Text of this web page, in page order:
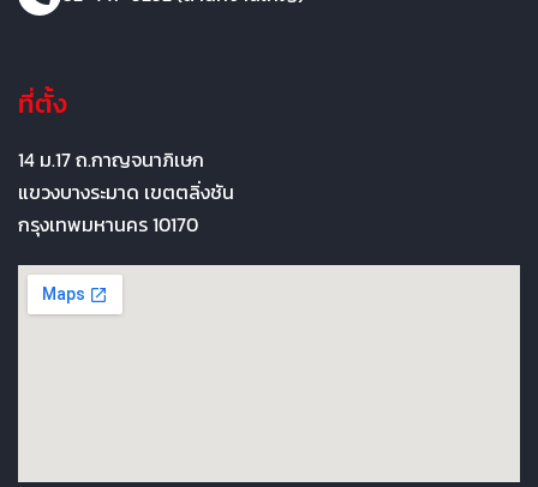
ที่ตั้ง
14 ม.17 ถ.กาญจนาภิเษก
แขวงบางระมาด เขตตลิ่งชัน
กรุงเทพมหานคร 10170